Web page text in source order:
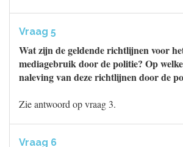
Vraag 5
Wat zijn de geldende richtlijnen voor
mediagebruik door de politie? Op
naleving van deze richtlijnen door de
Zie antwoord op vraag 3.
Vraag 6